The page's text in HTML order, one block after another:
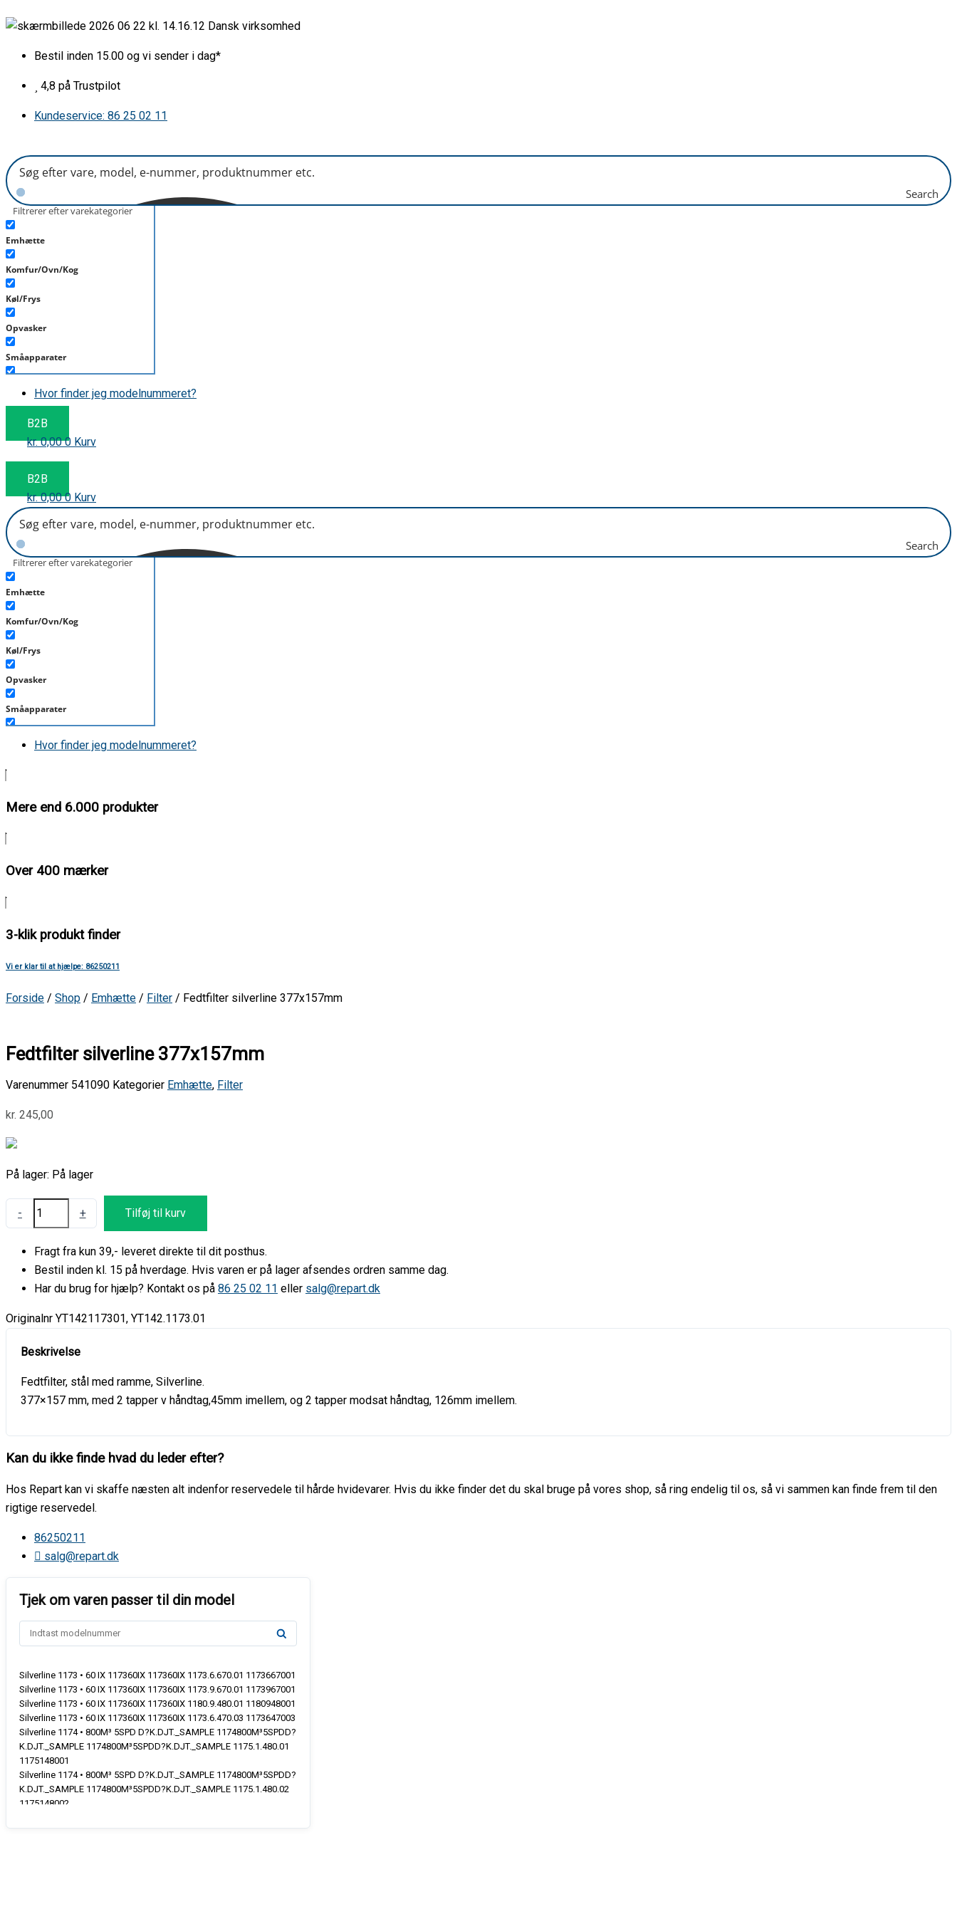
til
Dansk virksomhed
Bestil inden 15.00 og vi sender i dag*
4,8 på Trustpilot
Kundeservice: 86 25 02 11
Search
Filtrerer efter varekategorier
Emhætte
Komfur/Ovn/Kog
Køl/Frys
Opvasker
Småapparater
Støvsuger
Tilbehør/Plejemidler
Vaskemaskine
Hvor finder jeg modelnummeret?
B2B
kr.0,00 0 Kurv
B2B
kr.0,00 0 Kurv
Search
Filtrerer efter varekategorier
Emhætte
Komfur/Ovn/Kog
Køl/Frys
Opvasker
Småapparater
Støvsuger
Tørretumbler
Hvor finder jeg modelnummeret?
Mere end 6.000 produkter
Over 400 mærker
3-klik produkt finder
Vi er klar til at hjælpe: 86250211
Forside / Shop / Emhætte / Filter / Fedtfilter silverline 377x157mm
Fedtfilter silverline 377x157mm
Varenummer 541090 Kategorier Emhætte, Filter
kr. 245,00
På lager: På lager
-
silverline
+ Tilføj til kurv
Fragt fra kun 39,- leveret direkte til dit posthus.
Bestil inden kl. 15 på hverdage. Hvis varen er på lager afsendes ordren samme dag.
Har du brug for hjælp? Kontakt os på 86 25 02 11 eller salg@repart.dk
Originalnr YT142117301, YT142.1173.01
Fedtfilter, stål med ramme, Silverline.
377×157 mm, med 2 tapper v håndtag,45mm imellem, og 2 tapper modsat håndtag, 126mm imellem.
Kan du ikke finde hvad du leder efter?
Hos Repart kan vi skaffe næsten alt indenfor reservedele til hårde hvidevarer. Hvis du ikke finder det du skal bruge på vores shop, så ring endelig til os, så vi sammen kan finde frem til den
rigtige reservedel.
86250211
salg@repart.dk
Silverline 1173 • 60 IX 117360IX 117360IX 1173.6.670.01 1173667001
Silverline 1173 • 60 IX 117360IX 117360IX 1173.9.670.01 1173967001
Silverline 1173 • 60 IX 117360IX 117360IX 1180.9.480.01 1180948001
Silverline 1173 • 60 IX 117360IX 117360IX 1173.6.470.03 1173647003
Silverline 1174 • 800M³ 5SPD D?K.DJT._SAMPLE 1174800M³5SPDD?
K.DJT._SAMPLE 1174800M³5SPDD?K.DJT._SAMPLE 1175.1.480.01
1175148001
Silverline 1174 • 800M³ 5SPD D?K.DJT._SAMPLE 1174800M³5SPDD?
K.DJT._SAMPLE 1174800M³5SPDD?K.DJT._SAMPLE 1175.1.480.02
1175148002
K.DJT._SAMPLE 1174800M³5SPDD?K.DJT._SAMPLE 1175.6.480.01